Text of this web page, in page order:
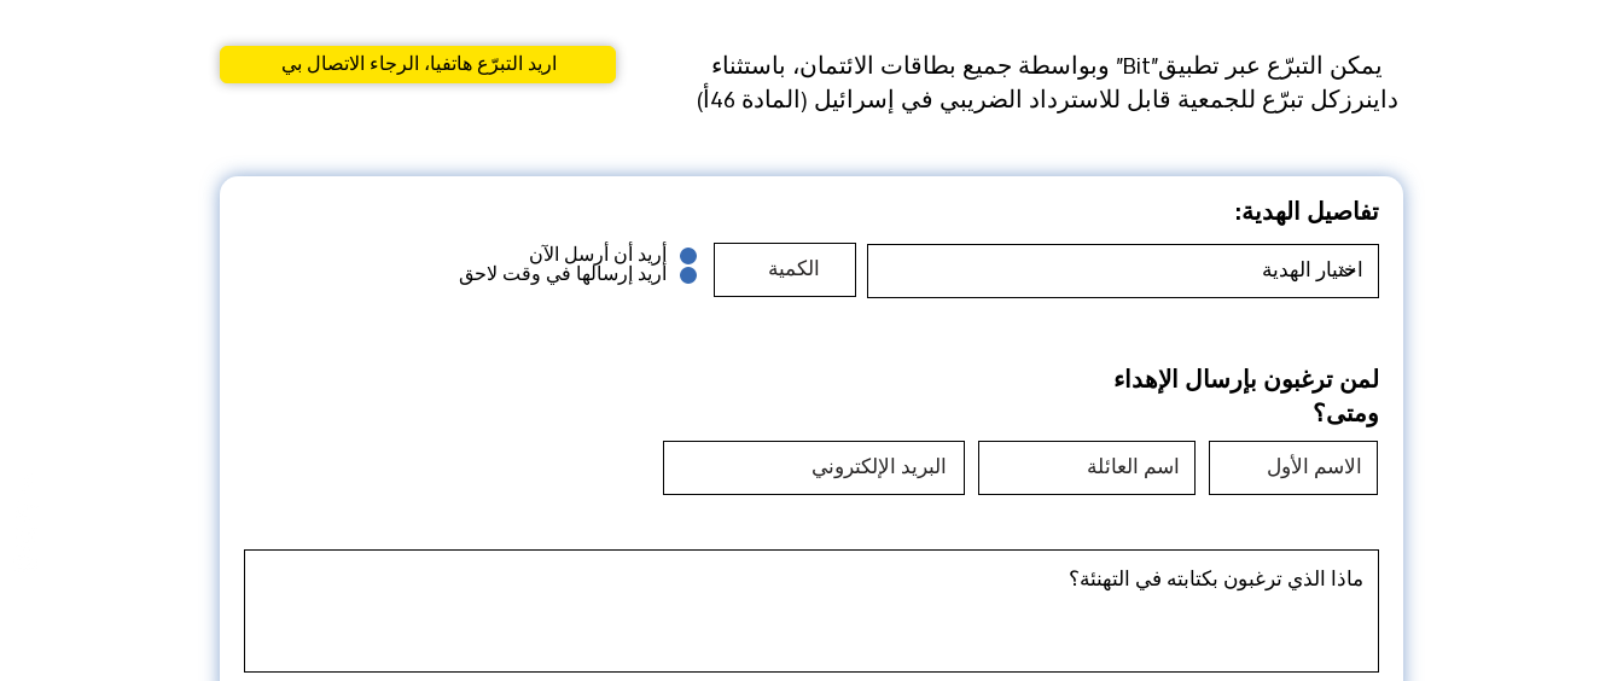
يمكن التبرّع عبر تطبيق"Bit" وبواسطة جميع بطاقات الائتمان، باستثناء
داينرزكل تبرّع للجمعية قابل للاسترداد الضريبي في إسرائيل (المادة 46أ)
اريد التبرّع هاتفيا، الرجاء الاتصال بي
لمن ترغبون بإرسال الإهداء
ومتى؟
تفاصيل الهدية:
أريد أن أرسل الآن
أريد إرسالها في وقت لاحق